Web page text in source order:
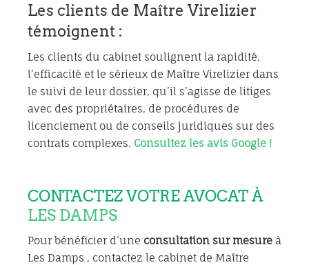
Les clients de Maître Virelizier
témoignent :
Les clients du cabinet soulignent la rapidité,
l’efficacité et le sérieux de Maître Virelizier dans
le suivi de leur dossier, qu’il s’agisse de litiges
avec des propriétaires, de procédures de
licenciement ou de conseils juridiques sur des
contrats complexes. Consultez les avis Google !
CONTACTEZ VOTRE AVOCAT À
LES DAMPS
Pour bénéficier d’une consultation sur mesure à
Les Damps , contactez le cabinet de Maître